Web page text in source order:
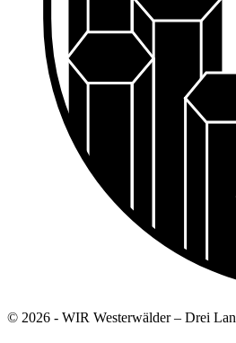
© 2026 - WIR Westerwälder – Drei